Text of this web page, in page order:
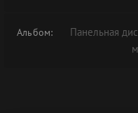
Альбом:
Панельная